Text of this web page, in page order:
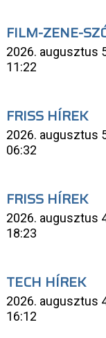
FILM-ZENE-
2026. augusztus
11:22
FRISS HÍREK
2026. augusztus
06:32
FRISS HÍREK
2026. augusztus
18:23
TECH HÍREK
2026. augusztus
16:12